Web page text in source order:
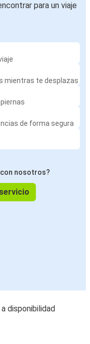
para un viaje
mientras te desplazas
de forma segura
con nosotros?
disponibilidad